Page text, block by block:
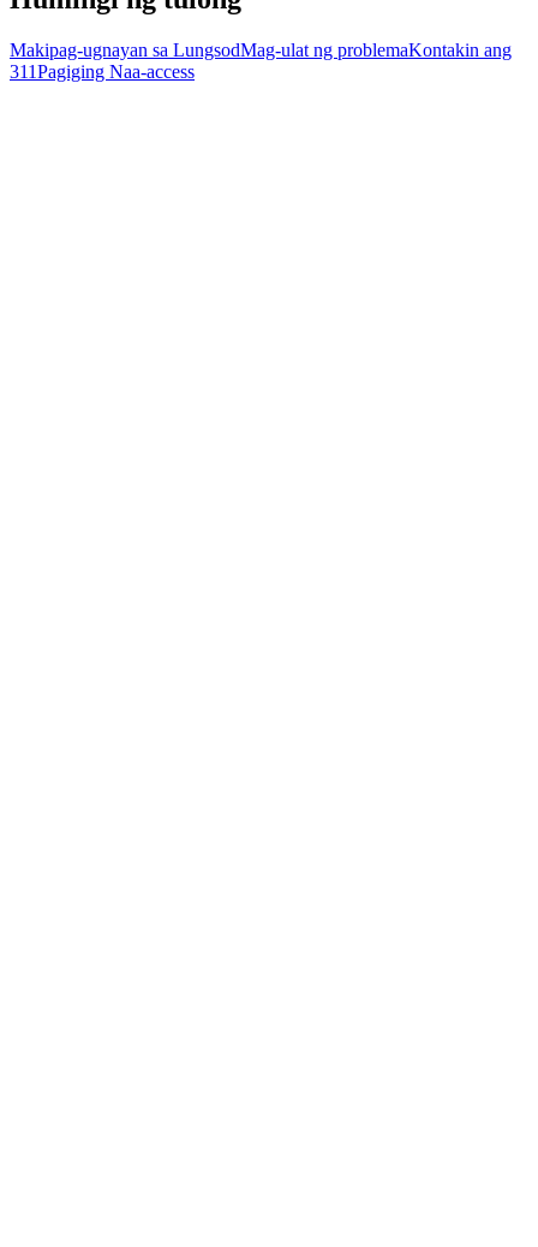
Makipag-ugnayan sa LungsodMag-ulat ng problemaKontakin ang
311Pagiging Naa-access